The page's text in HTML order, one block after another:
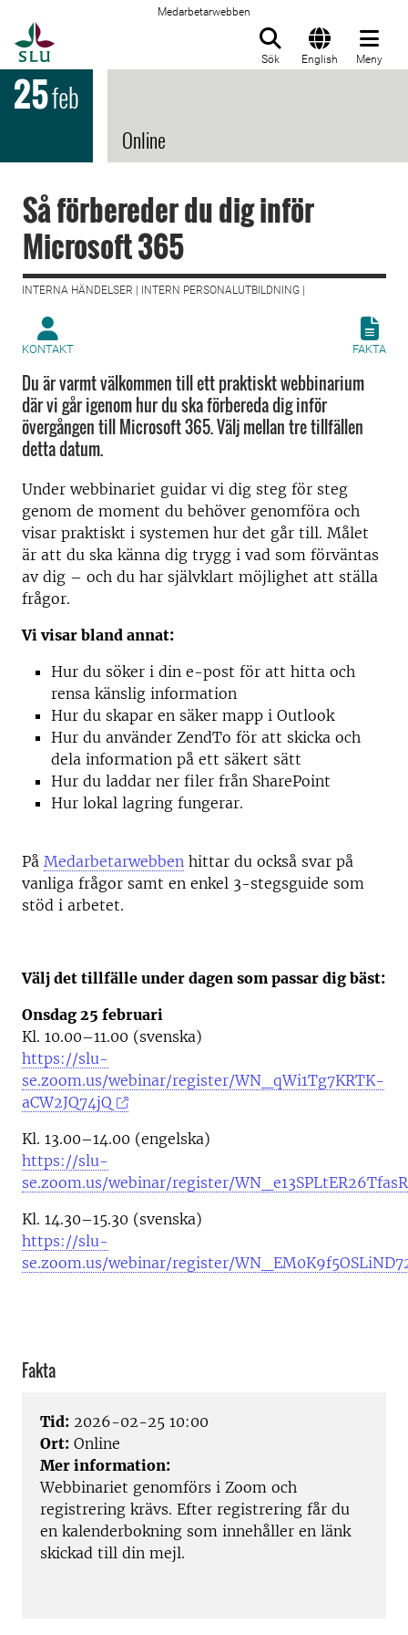
Medarbetarwebben
Sök English Meny
25feb
Online
Så förbereder du dig inför
Microsoft 365
INTERNA HÄNDELSER | INTERN PERSONALUTBILDNING |
KONTAKT FAKTA
Du är varmt välkommen till ett praktiskt webbinarium
där vi går igenom hur du ska förbereda dig inför
övergången till Microsoft 365. Välj mellan tre tillfällen
detta datum.
Under webbinariet guidar vi dig steg för steg
genom de moment du behöver genomföra och
visar praktiskt i systemen hur det går till. Målet
är att du ska känna dig trygg i vad som förväntas
av dig – och du har självklart möjlighet att ställa
frågor.
Vi visar bland annat:
Hur du söker i din e-post för att hitta och
rensa känslig information
Hur du skapar en säker mapp i Outlook
Hur du använder ZendTo för att skicka och
dela information på ett säkert sätt
Hur du laddar ner filer från SharePoint
Hur lokal lagring fungerar.
På Medarbetarwebben hittar du också svar på
vanliga frågor samt en enkel 3-stegsguide som
stöd i arbetet.
Välj det tillfälle under dagen som passar dig bäst:
Onsdag 25 februari
Kl. 10.00–11.00 (svenska)
https://slu-
se.zoom.us/webinar/register/WN_qWi1Tg7KRTK-
aCW2JQ74jQ
Kl. 13.00–14.00 (engelska)
https://slu-
se.zoom.us/webinar/register/
Kl. 14.30–15.30 (svenska)
https://slu-
se.zoom.us/webinar/register/
Fakta
Tid: 2026-02-25 10:00
Ort: Online
Mer information:
Webbinariet genomförs i Zoom och
registrering krävs. Efter registrering får du
en kalenderbokning som innehåller en länk
skickad till din mejl.